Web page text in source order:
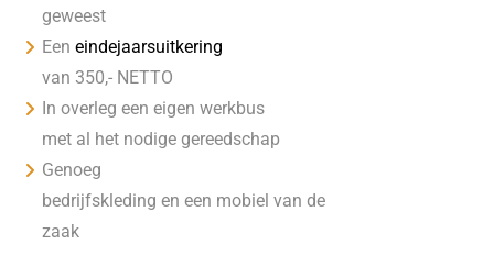
geweest
Een eindejaarsuitkering
van 350,- NETTO
In overleg een eigen werkbus
met al het nodige gereedschap
Genoeg
bedrijfskleding en een mobiel van de
zaak